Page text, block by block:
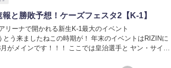
と勝敗予想！ケーズフェスタ2【K-1】
リーナで開かれる新生K-1最大のイベント
こでは皇治選手と ヤン・サイコ